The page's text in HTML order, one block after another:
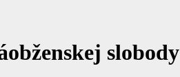
slobody